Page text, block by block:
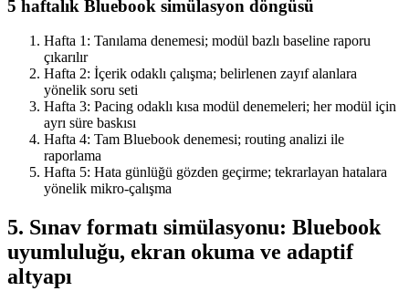
5 haftalık Bluebook simülasyon döngüsü
Hafta 1: Tanılama denemesi; modül bazlı baseline raporu
çıkarılır
Hafta 2: İçerik odaklı çalışma; belirlenen zayıf alanlara
yönelik soru seti
Hafta 3: Pacing odaklı kısa modül denemeleri; her modül için
ayrı süre baskısı
Hafta 4: Tam Bluebook denemesi; routing analizi ile
raporlama
Hafta 5: Hata günlüğü gözden geçirme; tekrarlayan hatalara
yönelik mikro-çalışma
5. Sınav formatı simülasyonu: Bluebook
uyumluluğu, ekran okuma ve adaptif
altyapı